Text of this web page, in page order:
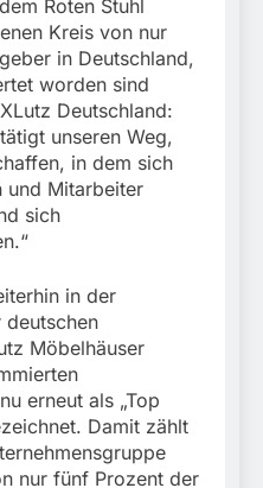
Sicherstellung
Zigaretten
eines
über die
Bundespolizei
Auto sicher
2026
Roten Stuhl
Kreis von nur
in Deutschland,
worden sind
Deutschland:
unseren Weg,
in dem sich
und Mitarbeiter
sich
in der
deutschen
Möbelhäuser
erneut als „Top
Damit zählt
nur fünf Prozent der